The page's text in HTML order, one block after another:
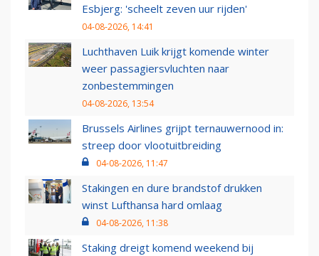
Esbjerg: 'scheelt zeven uur rijden'
04-08-2026, 14:41
Luchthaven Luik krijgt komende winter
weer passagiersvluchten naar
zonbestemmingen
04-08-2026, 13:54
Brussels Airlines grijpt ternauwernood in:
streep door vlootuitbreiding
04-08-2026, 11:47
Stakingen en dure brandstof drukken
winst Lufthansa hard omlaag
04-08-2026, 11:38
Staking dreigt komend weekend bij